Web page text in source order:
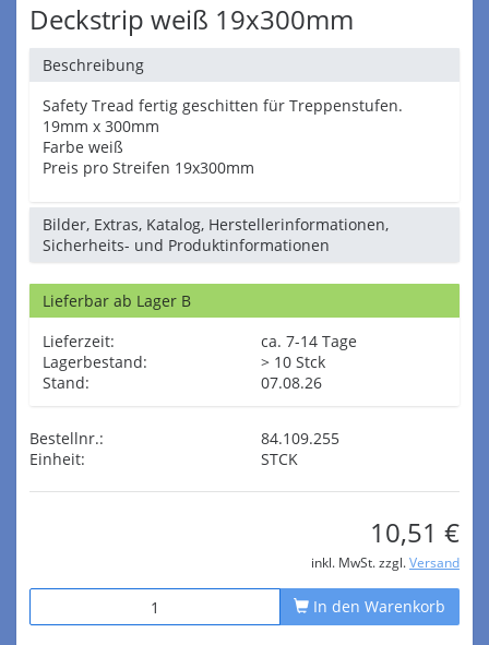
Deckstrip weiß 19x300mm
Beschreibung
Safety Tread fertig geschitten für Treppenstufen.
19mm x 300mm
Farbe weiß
Preis pro Streifen 19x300mm
Bilder, Extras, Katalog, Herstellerinformationen,
Sicherheits- und Produktinformationen
Lieferbar ab Lager B
Lieferzeit:
ca. 7-14 Tage
Lagerbestand:
> 10 Stck
Stand:
07.08.26
Bestellnr.:
84.109.255
Einheit:
STCK
10,51 €
inkl. MwSt. zzgl. Versand
In den Warenkorb